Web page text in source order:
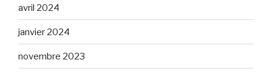
avril 2024
janvier 2024
novembre 2023